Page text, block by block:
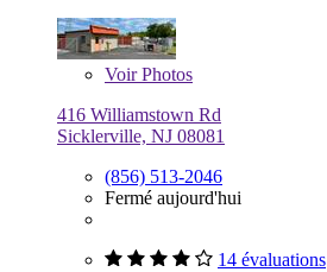
VoirPhotos
416 Williamstown Rd
Sicklerville, NJ 08081
(856) 513-2046
Fermé aujourd'hui
14 évaluations